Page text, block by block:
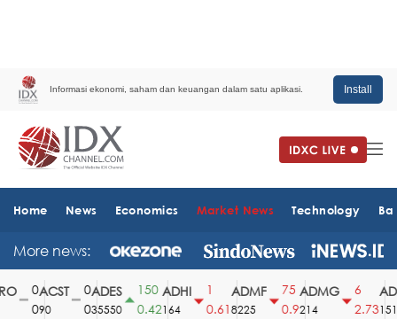
Informasi ekonomi, saham dan keuangan dalam satu aplikasi. Install
Home News Economics Market News Technology
More news:
ACST
90
ADES
35550
150
0.42
ADHI
164
0.61
ADMF
8225
75
0.9
ADMG
214
2.731510